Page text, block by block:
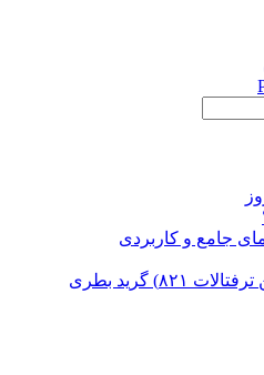
جامع و کاربردی
پت وانکایی ۸۲۱ (پلی اتیلن ترفتالات ۸۲۱) گرید بطری